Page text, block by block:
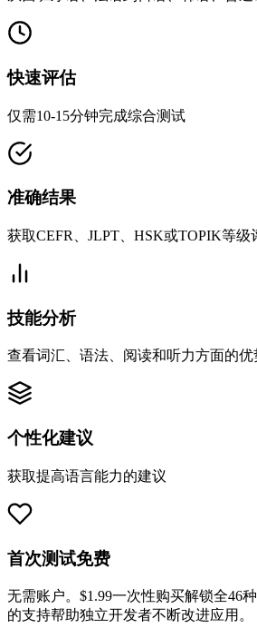
快速评估
仅需10-15分钟完成综合测试
准确结果
获取CEFR、JLPT、HSK或TOPIK等级
技能分析
查看词汇、语法、阅读和听力方面的优
个性化建议
获取提高语言能力的建议
首次测试免费
无需账户。$1.99一次性购买解锁全46
的支持帮助独立开发者不断改进应用。